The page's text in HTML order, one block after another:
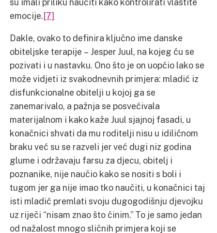
emocije.[7]
Dakle, ovako to definira ključno ime danske
obiteljske terapije – Jesper Juul, na kojeg ću se
pozivati i u nastavku. Ono što je on uopćio lako se
može vidjeti iz svakodnevnih primjera: mladić iz
disfunkcionalne obitelji u kojoj ga se
zanemarivalo, a pažnja se posvećivala
materijalnom i kako kaže Juul sjajnoj fasadi, u
konačnici shvati da mu roditelji nisu u idiličnom
braku već su se razveli jer već dugi niz godina
glume i održavaju farsu za djecu, obitelj i
poznanike, nije naučio kako se nositi s boli i
tugom jer ga nije imao tko naučiti, u konačnici taj
isti mladić premlati svoju dugogodišnju djevojku
uz riječi “nisam znao što činim.” To je samo jedan
od nažalost mnogo sličnih primjera koji se